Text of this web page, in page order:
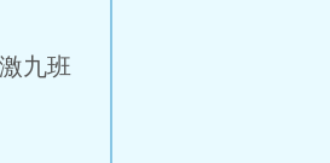
九班